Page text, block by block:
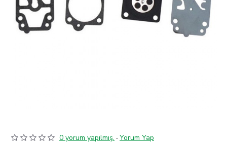
0 yorum yapılmış. -Yorum Yap